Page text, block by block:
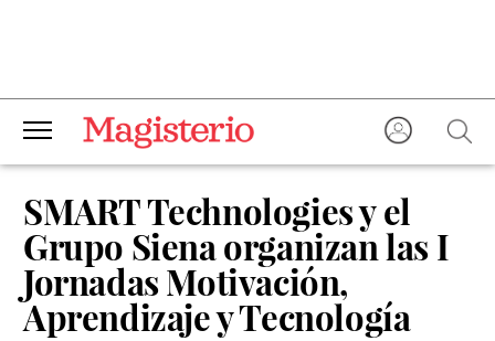
SMART Technologies y el
Grupo Siena organizan las I
Jornadas Motivación,
Aprendizaje y Tecnología